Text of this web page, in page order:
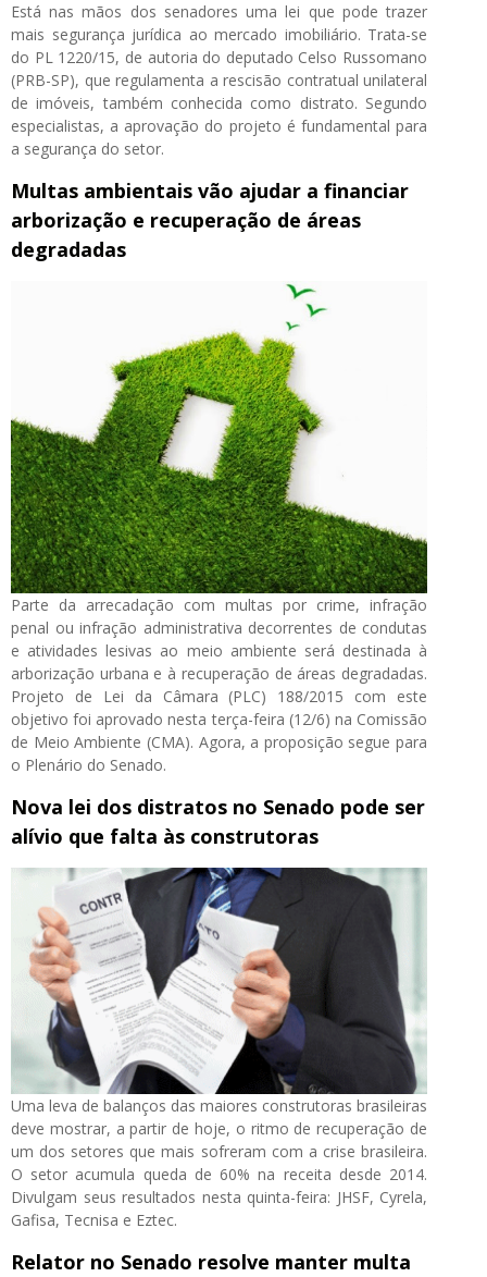
Está nas mãos dos senadores uma lei que pode trazer
mais segurança jurídica ao mercado imobiliário. Trata-se
do PL 1220/15, de autoria do deputado Celso Russomano
(PRB-SP), que regulamenta a rescisão contratual unilateral
de imóveis, também conhecida como distrato. Segundo
especialistas, a aprovação do projeto é fundamental para
a segurança do setor.
Multas ambientais vão ajudar a financiar
arborização e recuperação de áreas
degradadas
Parte da arrecadação com multas por crime, infração
penal ou infração administrativa decorrentes de condutas
e atividades lesivas ao meio ambiente será destinada à
arborização urbana e à recuperação de áreas degradadas.
Projeto de Lei da Câmara (PLC) 188/2015 com este
objetivo foi aprovado nesta terça-feira (12/6) na Comissão
de Meio Ambiente (CMA). Agora, a proposição segue para
o Plenário do Senado.
Nova lei dos distratos no Senado pode ser
alívio que falta às construtoras
Uma leva de balanços das maiores construtoras brasileiras
deve mostrar, a partir de hoje, o ritmo de recuperação de
um dos setores que mais sofreram com a crise brasileira.
O setor acumula queda de 60% na receita desde 2014.
Divulgam seus resultados nesta quinta-feira: JHSF, Cyrela,
Gafisa, Tecnisa e Eztec.
Relator no Senado resolve manter multa